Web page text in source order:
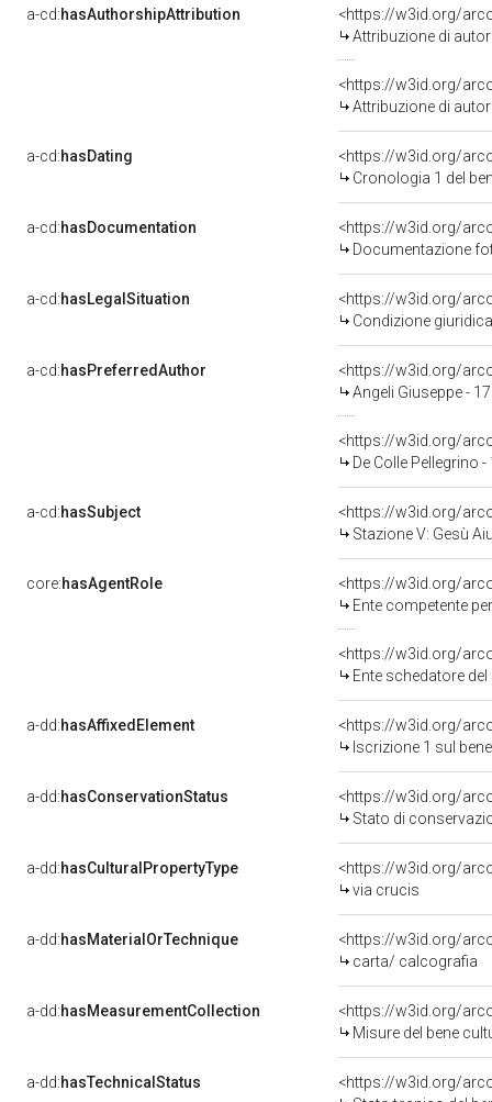
a-cd:hasAuthorshipAttribution
<https://w3id.org/
Attribuzione di
<https://w3id.org/
Attribuzione di
a-cd:hasDating
<https://w3id.org/
Cronologia 1 del
a-cd:hasDocumentation
Documentazione
a-cd:hasLegalSituation
Condizione
a-cd:hasPreferredAuthor
<https://w3id.org/
Angeli Giuseppe -
<https://w3id.org/
De Colle Pellegrino
a-cd:hasSubject
<https://w3id.org/
Stazione V: Gesù
core:hasAgentRole
<https://w3id.org/
Ente competente per tutela
<https://w3id.org/
Ente schedatore
a-dd:hasAffixedElement
<https://w3id.org/
Iscrizione 1 sul
a-dd:hasConservationStatus
<https://w3id.org/
Stato di
a-dd:hasCulturalPropertyType
<https://w3id.org/
via crucis
a-dd:hasMaterialOrTechnique
<https://w3id.org/
carta/ calcografia
a-dd:hasMeasurementCollection
<https://w3id.org/
Misure del bene
a-dd:hasTechnicalStatus
<https://w3id.org/